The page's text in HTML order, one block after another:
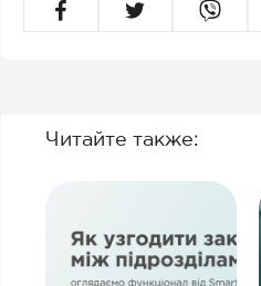
Читайте также: